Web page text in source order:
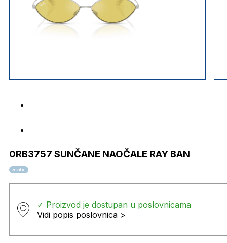
0RB3757 SUNČANE NAOČALE RAY BAN
zrcalne
✓ Proizvod je dostupan u poslovnicama
Vidi popis poslovnica >